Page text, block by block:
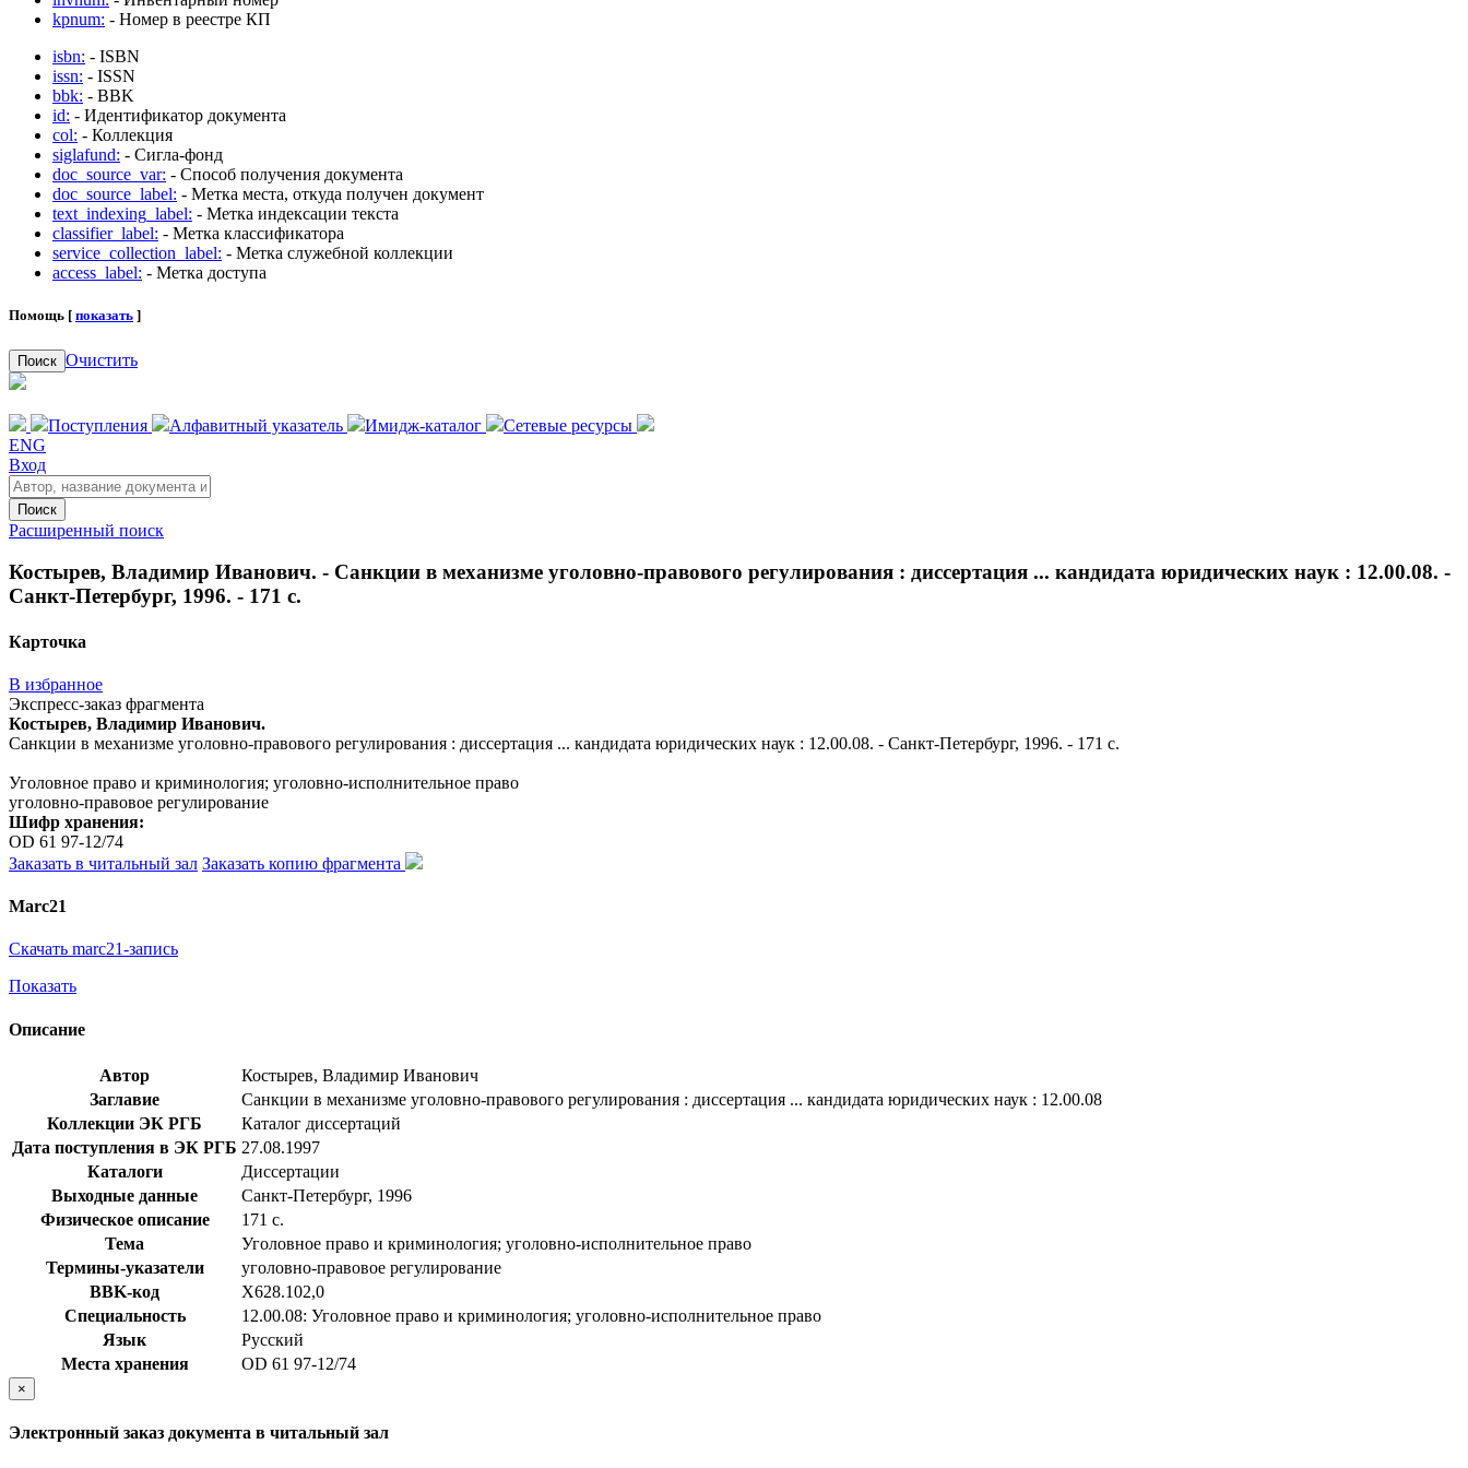
kpnum: - Номер в реестре КП
isbn: - ISBN
issn: - ISSN
bbk: - BBK
id: - Идентификатор документа
col: - Коллекция
siglafund: - Сигла-фонд
doc_source_var: - Способ получения документа
doc_source_label: - Метка места, откуда получен документ
text_indexing_label: - Метка индексации текста
classifier_label: - Метка классификатора
service_collection_label: - Метка служебной коллекции
access_label: - Метка доступа
Помощь [ показать ]
Поиск Очистить
Поступления Алфавитный указатель Имидж-каталог
Сетевые ресурсы
ENG
Вход
Поиск
Расширенный поиск
Костырев, Владимир Иванович. - Санкции в механизме уголовно-правового регулирования : диссертация ... кандидата юридических наук : 12.00.08. -
Санкт-Петербург, 1996. - 171 с.
Карточка
В избранное
Экспресс-заказ фрагмента
Костырев, Владимир Иванович.
Санкции в механизме уголовно-правового регулирования : диссертация ... кандидата юридических наук : 12.00.08. - Санкт-Петербург, 1996. - 171 с.
Уголовное право и криминология; уголовно-исполнительное право
уголовно-правовое регулирование
Шифр хранения:
OD 61 97-12/74
Заказать в читальный зал Заказать копию фрагмента
Marc21
Скачать marc21-запись
Показать
Описание
Автор
Костырев, Владимир Иванович
Заглавие
Санкции в механизме уголовно-правового регулирования : диссертация ... кандидата юридических наук : 12.00.08
Коллекции ЭК РГБ
Каталог диссертаций
Дата поступления в ЭК РГБ 27.08.1997
Каталоги
Диссертации
Выходные данные
Санкт-Петербург, 1996
Физическое описание
171 с.
Тема
Уголовное право и криминология; уголовно-исполнительное право
Термины-указатели
уголовно-правовое регулирование
BBK-код
Х628.102,0
Специальность
12.00.08: Уголовное право и криминология; уголовно-исполнительное право
Язык
Русский
Места хранения
OD 61 97-12/74
×
Электронный заказ документа в читальный зал